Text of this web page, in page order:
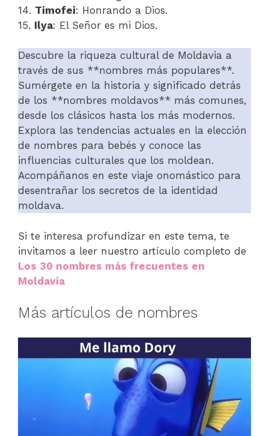
14. Timofei: Honrando a Dios.
15. Ilya: El Señor es mi Dios.
Descubre la riqueza cultural de Moldavia a
través de sus **nombres más populares**.
Sumérgete en la historia y significado detrás
de los **nombres moldavos** más comunes,
desde los clásicos hasta los más modernos.
Explora las tendencias actuales en la elección
de nombres para bebés y conoce las
influencias culturales que los moldean.
Acompáñanos en este viaje onomástico para
desentrañar los secretos de la identidad
moldava.
Si te interesa profundizar en este tema, te
invitamos a leer nuestro artículo completo de
Los 30 nombres más frecuentes en
Moldavia
Más artículos de nombres